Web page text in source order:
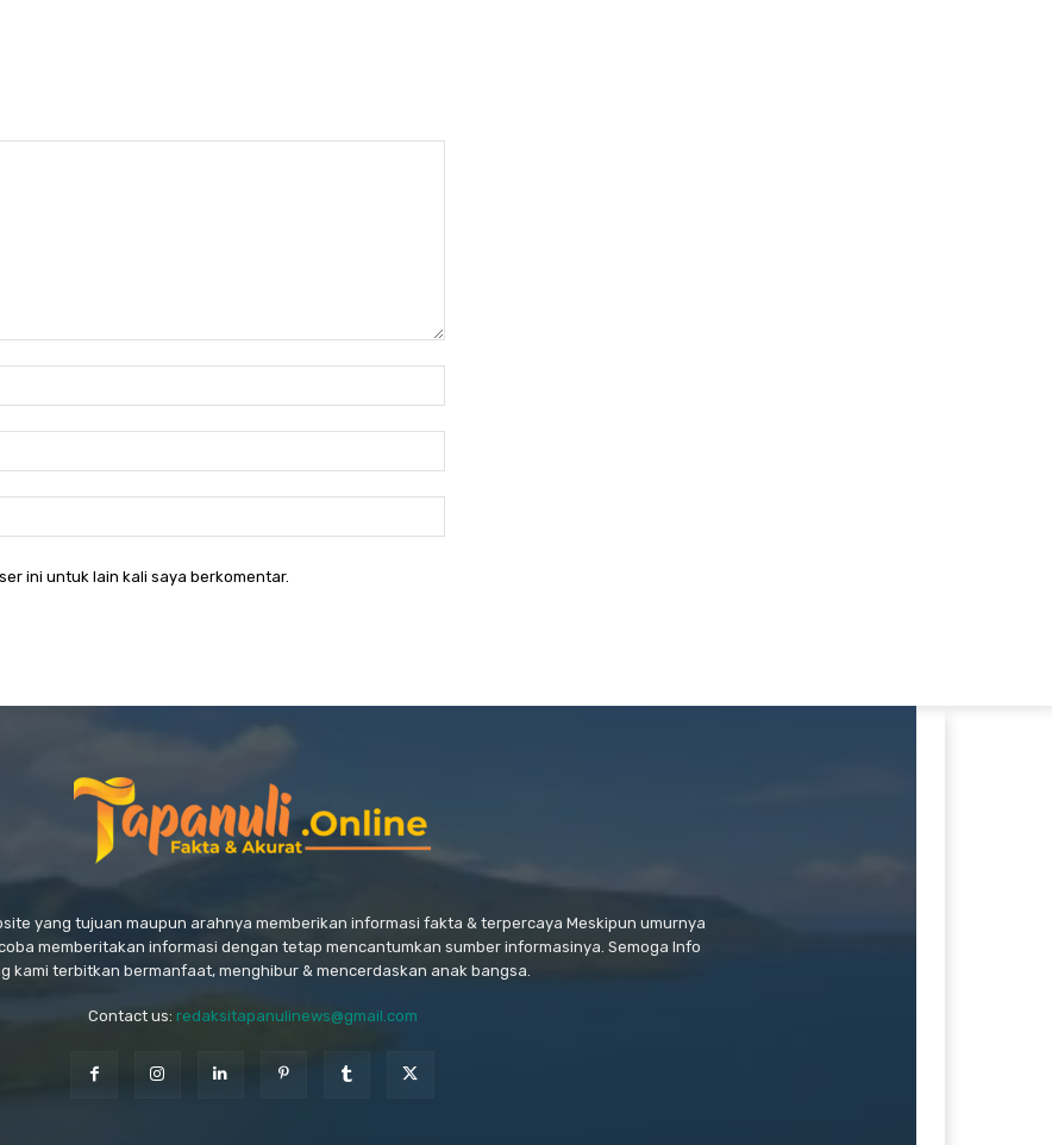
ini untuk lain kali saya berkomentar.
yang tujuan maupun arahnya memberikan informasi fakta & terpercaya Meskipun umurnya
memberitakan informasi dengan tetap mencantumkan sumber informasinya. Semoga Info
kami terbitkan bermanfaat, menghibur & mencerdaskan anak bangsa.
Contact us: redaksitapanulinews@gmail.com